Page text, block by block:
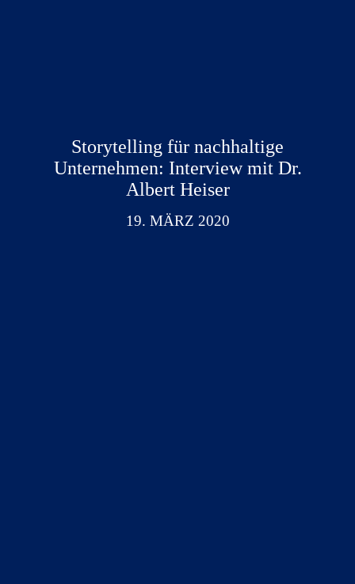
Storytelling für nachhaltige
Unternehmen: Interview mit Dr.
Albert Heiser
19. MÄRZ 2020